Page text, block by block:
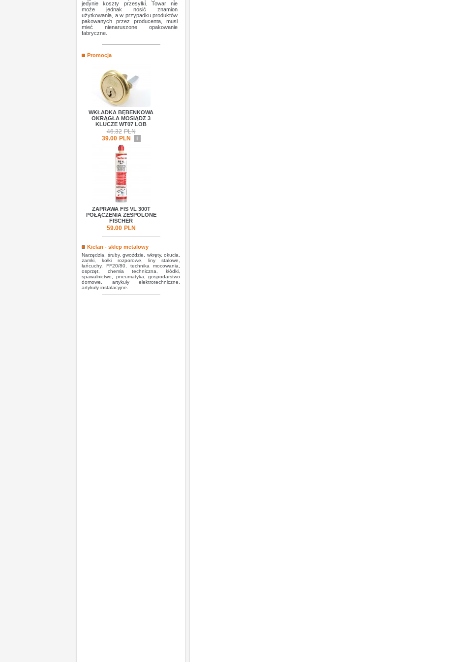
jedynie koszty przesyłki. Towar nie
może jednak nosić znamion
użytkowania, a w przypadku produktów
pakowanych przez producenta, musi
mieć nienaruszone opakowanie
fabryczne.
Promocja
WKŁADKA BĘBENKOWA
OKRĄGŁA MOSIĄDZ 3
KLUCZE WT07 LOB
46.32 PLN
39.00 PLN i
ZAPRAWA FIS VL 300T
POŁĄCZENIA ZESPOLONE
FISCHER
59.00 PLN
Kielan - sklep metalowy
Narzędzia, śruby, gwoździe, wkręty, okucia,
zamki, kołki rozporowe, liny stalowe,
łańcuchy, FF20/80, technika mocowania,
osprzęt, chemia techniczna, kłódki,
spawalnictwo, pneumatyka, gospodarstwo
domowe, artykuły elektrotechniczne,
artykuły instalacyjne.